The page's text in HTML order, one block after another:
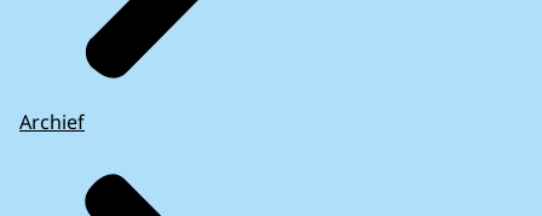
Archief